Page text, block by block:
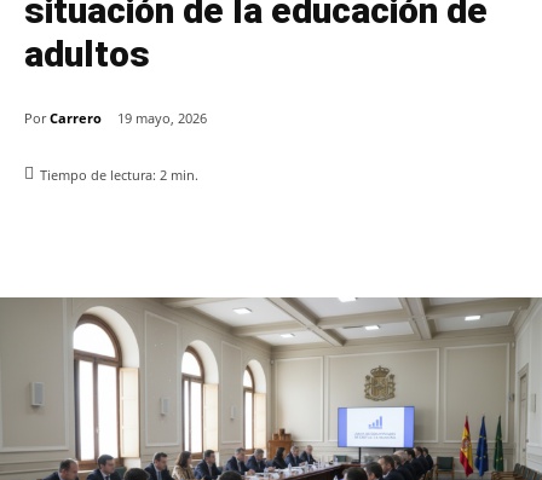
situación de la educación de
adultos
Por Carrero 19 mayo, 2026
Tiempo de lectura: 2 min.